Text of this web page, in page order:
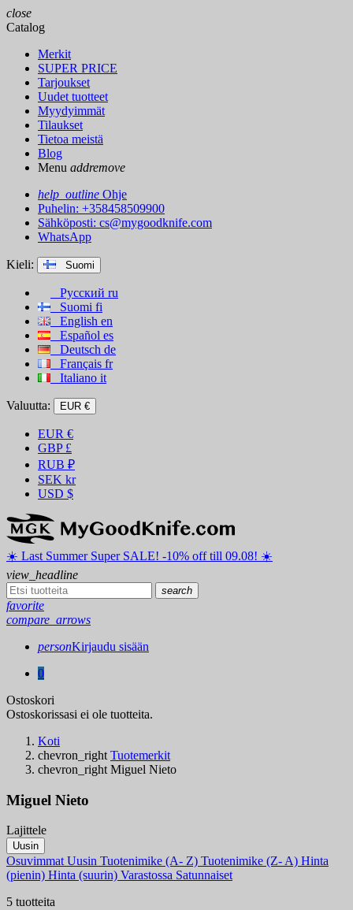
close
Catalog
Merkit
SUPER PRICE
Tarjoukset
Uudet tuotteet
Myydyimmät
Tilaukset
Tietoa meistä
Blog
Menu addremove
help_outline Ohje
Puhelin: +358458509900
Sähköposti: cs@mygoodknife.com
WhatsApp
Kieli: Suomi
Русский ru
Suomi fi
English en
Español es
Deutsch de
Français fr
Italiano it
Valuutta: EUR €
EUR €
GBP £
RUB ₽
SEK kr
USD $
☀️ ️Last Summer Super SALE! -10% off till 09.08! ☀️
view_headline
search
favorite
compare_arrows
personKirjaudu sisään
0
Ostoskori
Ostoskorissasi ei ole tuotteita.
Koti
chevron_right Tuotemerkit
chevron_right Miguel Nieto
Miguel Nieto
Suodattimet:
Tyhjentä
Varastossa
Lajittele
Uusin
Osuvimmat Uusin Tuotenimike (A- Z) Tuotenimike (Z- A) Hinta
(pienin) Hinta (suurin) Varastossa Satunnaiset
5 tuotteita